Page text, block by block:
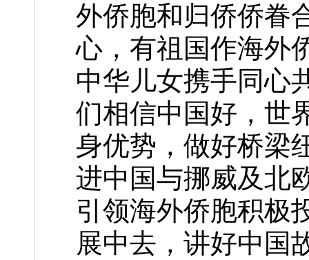
外侨胞和归侨侨眷
心，有祖国作海外
中华儿女携手同心
们相信中国好，世
身优势，做好桥梁
进中国与挪威及北
引领海外侨胞积极
展中去，讲好中国